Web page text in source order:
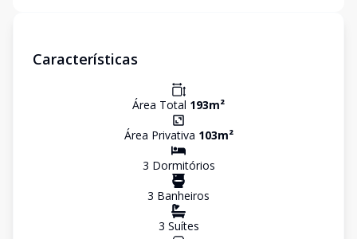
Características
Área Total 193m²
Área Privativa 103m²
3 Dormitórios
3 Banheiros
3 Suítes